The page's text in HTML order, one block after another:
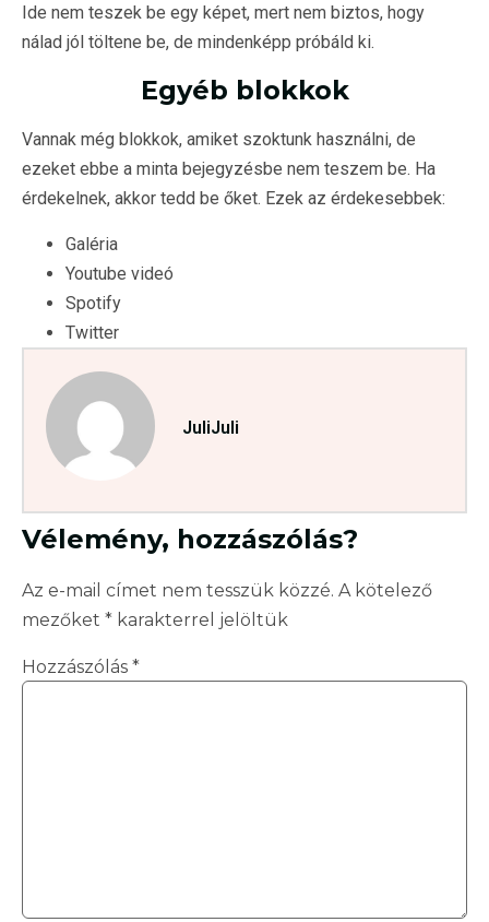
Ide nem teszek be egy képet, mert nem biztos, hogy
nálad jól töltene be, de mindenképp próbáld ki.
Egyéb blokkok
Vannak még blokkok, amiket szoktunk használni, de
ezeket ebbe a minta bejegyzésbe nem teszem be. Ha
érdekelnek, akkor tedd be őket. Ezek az érdekesebbek:
Galéria
Youtube videó
Spotify
Twitter
JuliJuli
Vélemény, hozzászólás?
Az e-mail címet nem tesszük közzé. A kötelező
mezőket * karakterrel jelöltük
Hozzászólás *